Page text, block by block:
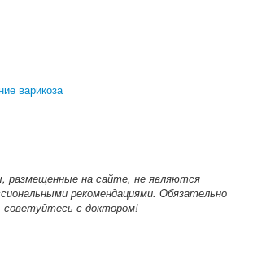
варикоза
размещенные на сайте, не являются
рекомендациями. Обязательно
советуйтесь с доктором!